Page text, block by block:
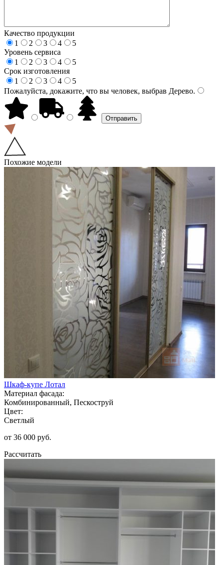
Качество продукции
1
2 3 4
5
Уровень сервиса
1
2 3 4
5
Срок изготовления
1
2 3 4
5
Пожалуйста, докажите, что вы человек, выбрав Дерево.
Похожие модели
Шкаф-купе Лотал
Материал фасада:
Комбинированный, Пескоструй
Цвет:
Светлый
от 36 000 руб.
Рассчитать